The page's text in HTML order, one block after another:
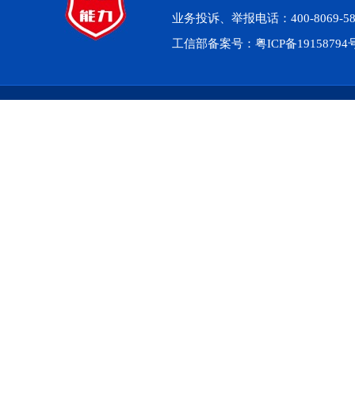
业务投诉、举报电话：400-8069-
工信部备案号： 粤ICP备19158794